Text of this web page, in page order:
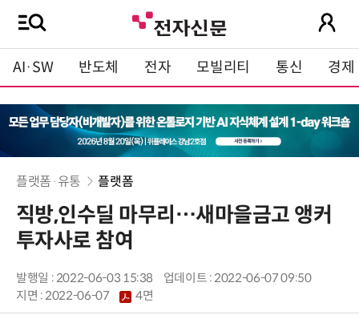
AI·SW 반도체 전자 모빌리티 통신 경제
플랫폼·유통 플랫폼
직방,인수딜 마무리…새마을금고 앵커
투자사로 참여
발행일 : 2022-06-03 15:38
업데이트 : 2022-06-07 09:50
지면 :2022-06-07 4면